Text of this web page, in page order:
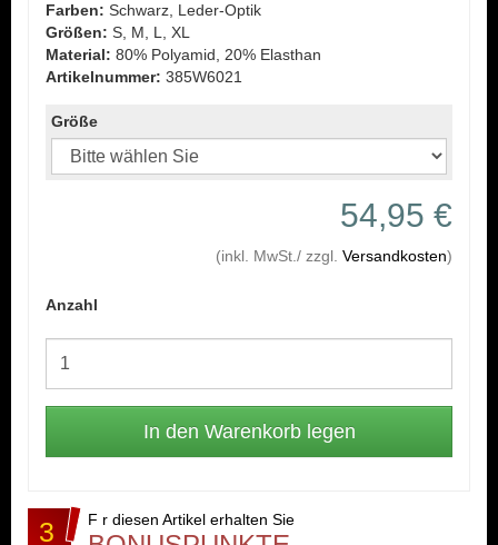
Farben: Schwarz, Leder-Optik
Größen: S, M, L, XL
Material: 80% Polyamid, 20% Elasthan
Artikelnummer: 385W6021
Größe
54,95 €
(inkl. MwSt./ zzgl. Versandkosten)
Anzahl
3 F r diesen Artikel erhalten Sie